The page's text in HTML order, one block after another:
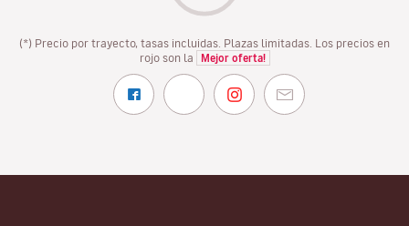
(*) Precio por trayecto, tasas incluidas. Plazas limitadas. Los precios en
rojo son la
Mejor oferta!